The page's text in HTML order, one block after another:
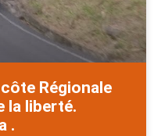
Régionale
la liberté.
.